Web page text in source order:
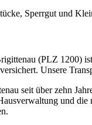
Sperrgut und
(PLZ 1200)
Unsere
seit über zehn
und